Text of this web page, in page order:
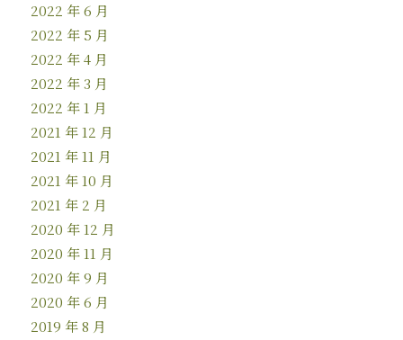
2022 年 6 月
2022 年 5 月
2022 年 4 月
2022 年 3 月
2022 年 1 月
2021 年 12 月
2021 年 11 月
2021 年 10 月
2021 年 2 月
2020 年 12 月
2020 年 11 月
2020 年 9 月
2020 年 6 月
2019 年 8 月